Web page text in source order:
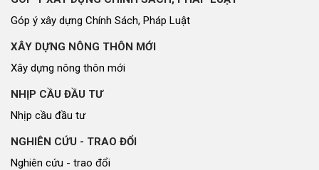
Góp ý xây dựng Chính Sách, Pháp Luật
XÂY DỰNG NÔNG THÔN MỚI
Xây dựng nông thôn mới
NHỊP CẦU ĐẦU TƯ
Nhịp cầu đầu tư
NGHIÊN CỨU - TRAO ĐỔI
Nghiên cứu - trao đổi